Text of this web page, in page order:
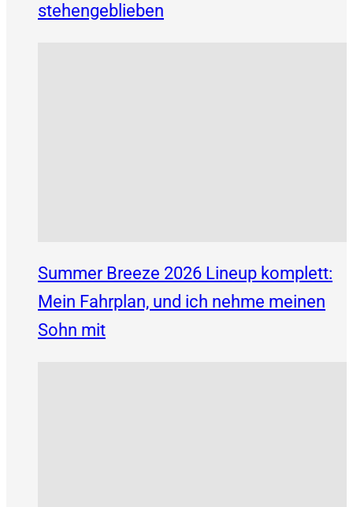
stehengeblieben
Summer Breeze 2026 Lineup komplett:
Mein Fahrplan, und ich nehme meinen
Sohn mit